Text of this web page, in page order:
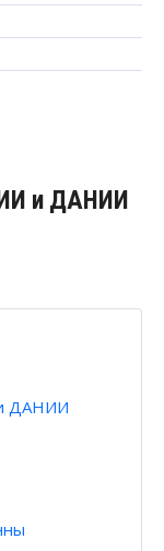
и ДАНИИ
ДАНИИ